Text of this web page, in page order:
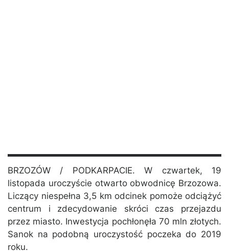
BRZOZÓW / PODKARPACIE. W czwartek, 19
listopada uroczyście otwarto obwodnicę Brzozowa.
Liczący niespełna 3,5 km odcinek pomoże odciążyć
centrum i zdecydowanie skróci czas przejazdu
przez miasto. Inwestycja pochłonęła 70 mln złotych.
Sanok na podobną uroczystość poczeka do 2019
roku.